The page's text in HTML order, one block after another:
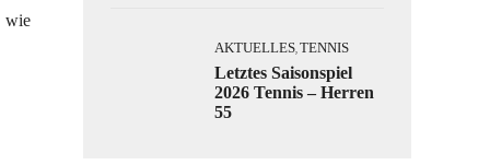
wie
AKTUELLES, TENNIS
Letztes Saisonspiel
2026 Tennis – Herren
55